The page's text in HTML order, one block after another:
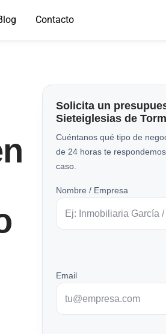
Contacto
Solicita un
Sieteiglesias de
Cuéntanos qué tipo de
de 24 horas te
caso.
Nombre / Empresa
Email